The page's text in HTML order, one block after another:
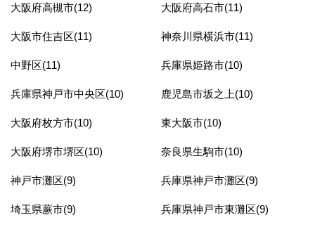
大阪府高槻市(12) 大阪府高石市(11)
大阪市住吉区(11) 神奈川県横浜市(11)
中野区(11) 兵庫県姫路市(10)
兵庫県神戸市中央区(10) 鹿児島市坂之上(10)
大阪府枚方市(10) 東大阪市(10)
大阪府堺市堺区(10) 奈良県生駒市(10)
神戸市灘区(9) 兵庫県神戸市灘区(9)
埼玉県蕨市(9) 兵庫県神戸市東灘区(9)